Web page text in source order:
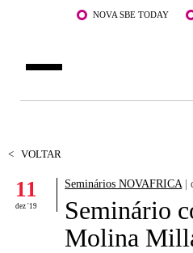
Saltar para o conteúdo principalNOVA SBE TODAY
DOCENTES E INVESTIGAÇÃO
COMUNIDADE
< VOLTAR
11
dez '19
Seminários NOVAFRICA|
Seminário
Molina